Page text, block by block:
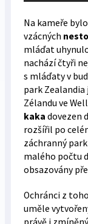
Na kameře
vzácných
mláďat
nachází čtyři
s mláďaty v
park
Zélandu ve
kaka dovezen
rozšířil po
záchranný
malého počtu
obsazovány
Ochránci z
uměle
právě i